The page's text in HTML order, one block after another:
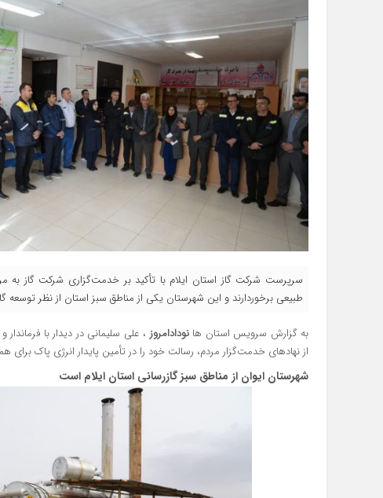
سرپرست شرکت گاز استان ایلام با تأکید بر خدمت‌گزاری شرکت گاز به
طبیعی برخوردارند و این شهرستان یکی از مناطق سبز استان از نظر
به گزارش سرویس استان هانودادامروز ، علی سلیمانی در دیدار با
از نهادهای خدمت‌گزار مردم، رسالت خود را در تأمین پایدار انرژی پاک برای
شهرستان ایوان از مناطق سبز گازرسانی استان ایلام است